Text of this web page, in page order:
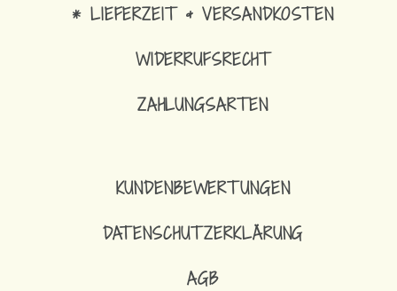
* LIEFERZEIT & VERSANDKOSTEN
WIDERRUFSRECHT
ZAHLUNGSARTEN
KUNDENBEWERTUNGEN
DATENSCHUTZERKLÄRUNG
AGB